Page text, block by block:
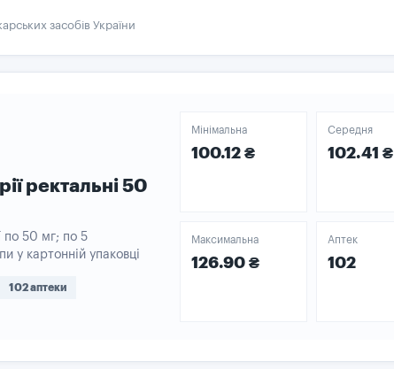
засобів України
ректальні 50
по 50 мг; по 5
у картонній упаковці
102 аптеки
Мінімальна
100.12 ₴
Середня
102.41 ₴
Максимальна
126.90 ₴
Аптек
102